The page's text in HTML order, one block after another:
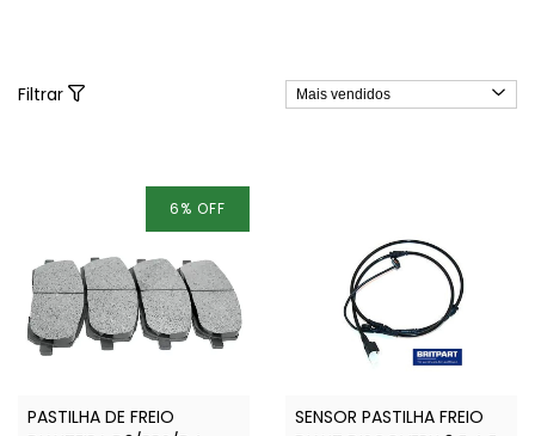
Filtrar
6% OFF
PASTILHA DE FREIO
SENSOR PASTILHA FREIO